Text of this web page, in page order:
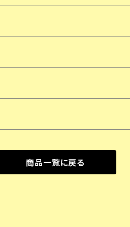
商品一覧に戻る